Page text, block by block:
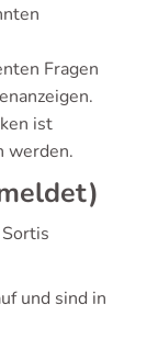
Fragen
ist
werden.
und sind in